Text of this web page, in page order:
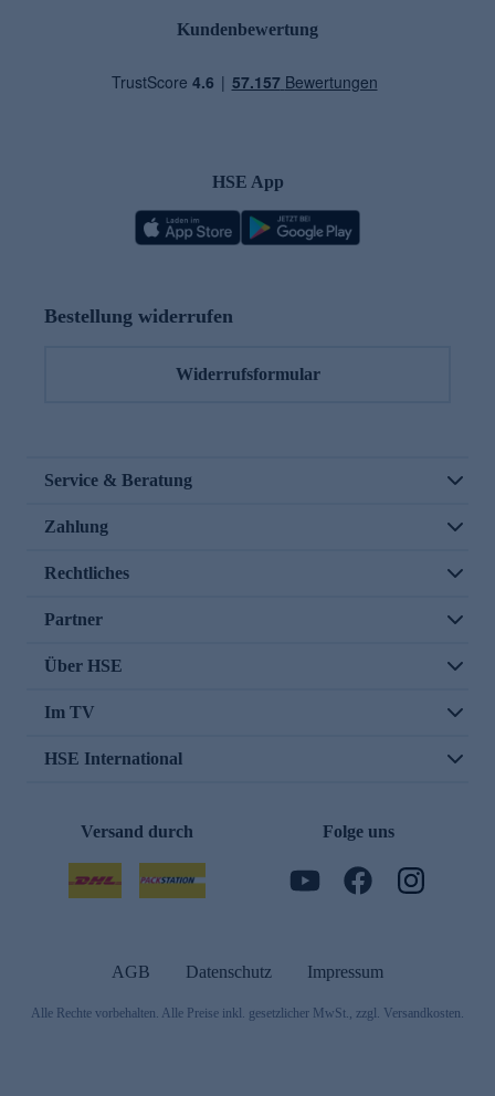
Kundenbewertung
HSE App
Bestellung widerrufen
Widerrufsformular
Service & Beratung
Zahlung
Rechtliches
Partner
Über HSE
Im TV
HSE International
Versand durch Folge uns
AGB Datenschutz Impressum
Alle Rechte vorbehalten. Alle Preise inkl. gesetzlicher MwSt., zzgl. Versandkosten.